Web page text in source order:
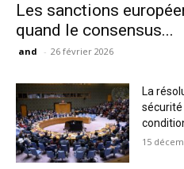
Les sanctions
quand le consensus...
and - 26 février 2026
La
sécurité
15